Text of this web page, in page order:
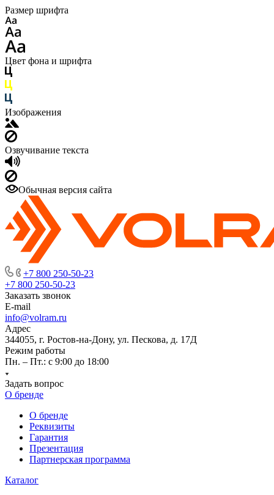
Размер шрифта
Цвет фона и шрифта
Изображения
Озвучивание текста
Обычная версия сайта
+7 800 250-50-23
+7 800 250-50-23
Заказать звонок
E-mail
info@volram.ru
Адрес
344055, г. Ростов-на-Дону, ул. Пескова, д. 17Д
Режим работы
Пн. – Пт.: с 9:00 до 18:00
Задать вопрос
О бренде
О бренде
Реквизиты
Гарантия
Презентация
Партнерская программа
Каталог